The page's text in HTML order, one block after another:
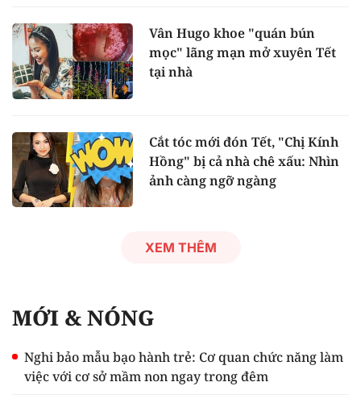
Vân Hugo khoe "quán bún
mọc" lãng mạn mở xuyên Tết
tại nhà
Cắt tóc mới đón Tết, "Chị Kính
Hồng" bị cả nhà chê xấu: Nhìn
ảnh càng ngỡ ngàng
XEM THÊM
MỚI & NÓNG
Nghi bảo mẫu bạo hành trẻ: Cơ quan chức năng làm
việc với cơ sở mầm non ngay trong đêm